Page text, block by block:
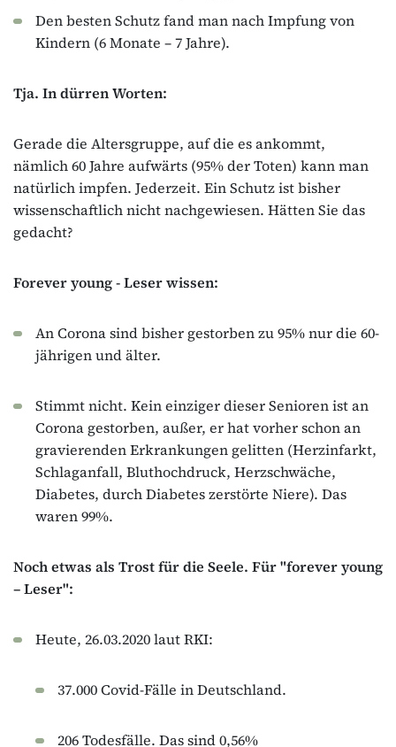
Den besten Schutz fand man nach Impfung von
Kindern (6 Monate – 7 Jahre).
Tja. In dürren Worten:
Gerade die Altersgruppe, auf die es ankommt,
nämlich 60 Jahre aufwärts (95% der Toten) kann man
natürlich impfen. Jederzeit. Ein Schutz ist bisher
wissenschaftlich nicht nachgewiesen. Hätten Sie das
gedacht?
Forever young - Leser wissen:
An Corona sind bisher gestorben zu 95% nur die 60-
jährigen und älter.
Stimmt nicht. Kein einziger dieser Senioren ist an
Corona gestorben, außer, er hat vorher schon an
gravierenden Erkrankungen gelitten (Herzinfarkt,
Schlaganfall, Bluthochdruck, Herzschwäche,
Diabetes, durch Diabetes zerstörte Niere). Das
waren 99%.
Noch etwas als Trost für die Seele. Für "forever young
– Leser":
Heute, 26.03.2020 laut RKI:
37.000 Covid-Fälle in Deutschland.
206 Todesfälle. Das sind 0,56%